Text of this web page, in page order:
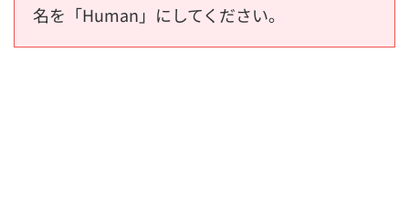
名を「Human」にしてください。